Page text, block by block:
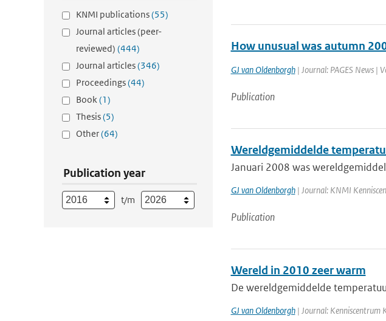
KNMI publications(55)
Journal articles (peer-
reviewed) (444)
Journal articles(346)
Proceedings(44)
Book(1)
Thesis(5)
Other(64)
Publication year
t/m
How unusual was autumn
GJ van Oldenborgh| Journal: PAGES News |
Publication
Wereldgemiddelde
Januari 2008 was
GJ van Oldenborgh| Journal: KNMI
Publication
Wereld in 2010 zeer warm
De wereldgemiddelde
GJ van Oldenborgh| Journal: Kenniscentrum